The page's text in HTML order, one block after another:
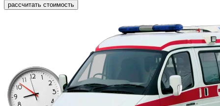
рассчитать стоимость